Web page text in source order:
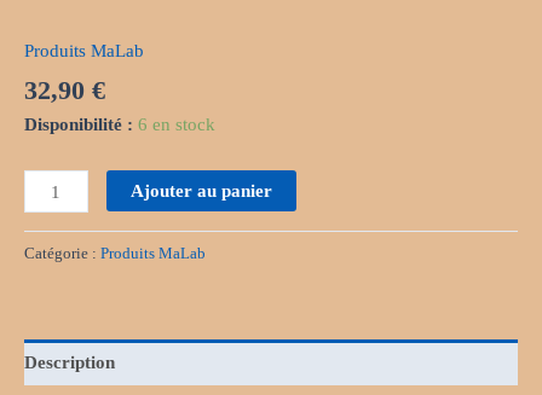
Produits MaLab
32,90 €
Disponibilité : 6 en stock
Ajouter au panier
Catégorie : Produits MaLab
Description